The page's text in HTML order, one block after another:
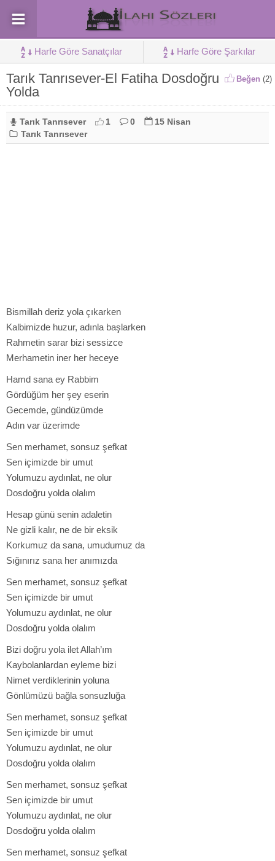
Harfe Göre Sanatçılar Harfe Göre Şarkılar
Tarık Tanrısever-El Fatiha Dosdoğru
Yolda
Beğen (2)
Tarık Tanrısever 1 0
15 Nisan
Tarık Tanrısever
Bismillah deriz yola çıkarken
Kalbimizde huzur, adınla başlarken
Rahmetin sarar bizi sessizce
Merhametin iner her heceye
Hamd sana ey Rabbim
Gördüğüm her şey eserin
Gecemde, gündüzümde
Adın var üzerimde
Sen merhamet, sonsuz şefkat
Sen içimizde bir umut
Yolumuzu aydınlat, ne olur
Dosdoğru yolda olalım
Hesap günü senin adaletin
Ne gizli kalır, ne de bir eksik
Korkumuz da sana, umudumuz da
Sığınırız sana her anımızda
Sen merhamet, sonsuz şefkat
Sen içimizde bir umut
Yolumuzu aydınlat, ne olur
Dosdoğru yolda olalım
Bizi doğru yola ilet Allah’ım
Kaybolanlardan eyleme bizi
Nimet verdiklerinin yoluna
Gönlümüzü bağla sonsuzluğa
Sen merhamet, sonsuz şefkat
Sen içimizde bir umut
Yolumuzu aydınlat, ne olur
Dosdoğru yolda olalım
Sen merhamet, sonsuz şefkat
Sen içimizde bir umut
Yolumuzu aydınlat, ne olur
Dosdoğru yolda olalım
Sen merhamet, sonsuz şefkat